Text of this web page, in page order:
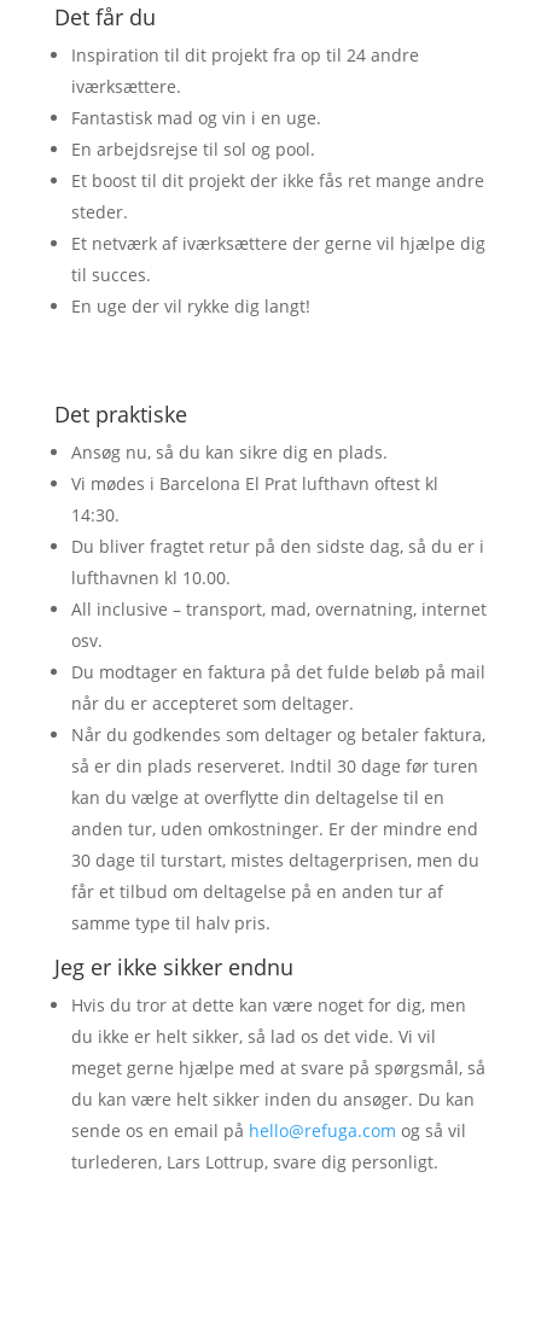
Det får du
Inspiration til dit projekt fra op til 24 andre
iværksættere.
Fantastisk mad og vin i en uge.
En arbejdsrejse til sol og pool.
Et boost til dit projekt der ikke fås ret mange andre
steder.
Et netværk af iværksættere der gerne vil hjælpe dig
til succes.
En uge der vil rykke dig langt!
Det praktiske
Ansøg nu, så du kan sikre dig en plads.
Vi mødes i Barcelona El Prat lufthavn oftest kl
14:30.
Du bliver fragtet retur på den sidste dag, så du er i
lufthavnen kl 10.00.
All inclusive – transport, mad, overnatning, internet
osv.
Du modtager en faktura på det fulde beløb på mail
når du er accepteret som deltager.
Når du godkendes som deltager og betaler faktura,
så er din plads reserveret. Indtil 30 dage før turen
kan du vælge at overflytte din deltagelse til en
anden tur, uden omkostninger. Er der mindre end
30 dage til turstart, mistes deltagerprisen, men du
får et tilbud om deltagelse på en anden tur af
samme type til halv pris.
Jeg er ikke sikker endnu
Hvis du tror at dette kan være noget for dig, men
du ikke er helt sikker, så lad os det vide. Vi vil
meget gerne hjælpe med at svare på spørgsmål, så
du kan være helt sikker inden du ansøger. Du kan
sende os en email på hello@refuga.com og så vil
turlederen, Lars Lottrup, svare dig personligt.